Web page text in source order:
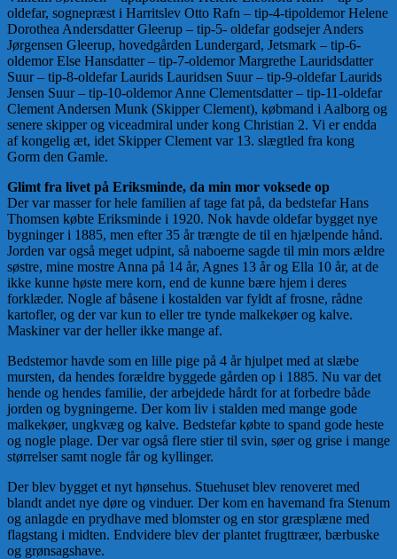
oldefar, sognepræst i Harritslev Otto Rafn – tip-4-tipoldemor Helene
Dorothea Andersdatter Gleerup – tip-5- oldefar godsejer Anders
Jørgensen Gleerup, hovedgården Lundergard, Jetsmark – tip-6-
oldemor Else Hansdatter – tip-7-oldemor Margrethe Lauridsdatter
Suur – tip-8-oldefar Laurids Lauridsen Suur – tip-9-oldefar Laurids
Jensen Suur – tip-10-oldemor Anne Clementsdatter – tip-11-oldefar
Clement Andersen Munk (Skipper Clement), købmand i Aalborg og
senere skipper og viceadmiral under kong Christian 2. Vi er endda
af kongelig æt, idet Skipper Clement var 13. slægtled fra kong
Gorm den Gamle.
Glimt fra livet på Eriksminde, da min mor voksede op
Der var masser for hele familien af tage fat på, da bedstefar Hans
Thomsen købte Eriksminde i 1920. Nok havde oldefar bygget nye
bygninger i 1885, men efter 35 år trængte de til en hjælpende hånd.
Jorden var også meget udpint, så naboerne sagde til min mors ældre
søstre, mine mostre Anna på 14 år, Agnes 13 år og Ella 10 år, at de
ikke kunne høste mere korn, end de kunne bære hjem i deres
forklæder. Nogle af båsene i kostalden var fyldt af frosne, rådne
kartofler, og der var kun to eller tre tynde malkekøer og kalve.
Maskiner var der heller ikke mange af.
Bedstemor havde som en lille pige på 4 år hjulpet med at slæbe
mursten, da hendes forældre byggede gården op i 1885. Nu var det
hende og hendes familie, der arbejdede hårdt for at forbedre både
jorden og bygningerne. Der kom liv i stalden med mange gode
malkekøer, ungkvæg og kalve. Bedstefar købte to spand gode heste
og nogle plage. Der var også flere stier til svin, søer og grise i mange
størrelser samt nogle får og kyllinger.
Der blev bygget et nyt hønsehus. Stuehuset blev renoveret med
blandt andet nye døre og vinduer. Der kom en havemand fra Stenum
og anlagde en prydhave med blomster og en stor græsplæne med
flagstang i midten. Endvidere blev der plantet frugttræer, bærbuske
og grønsagshave.